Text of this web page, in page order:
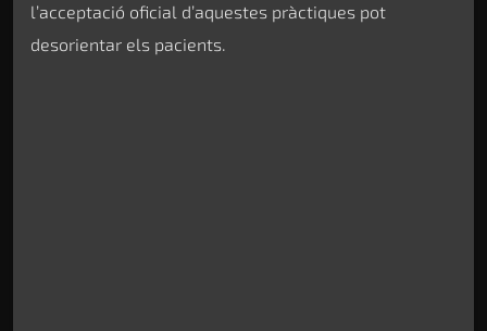
l’acceptació oficial d’aquestes pràctiques pot
desorientar els pacients.